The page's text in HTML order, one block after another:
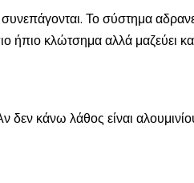
Το σύστημα
ήπιο κλώτσημα αλλά μαζεύει
κάνω λάθος είναι